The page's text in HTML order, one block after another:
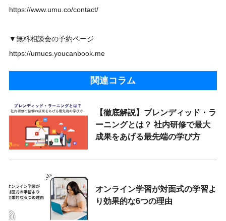
https://www.umu.co/contact/
▼無料相談会の予約ページ
https://umucs.youcanbook.me
関連コラム
【徹底解説】ブレンディッド・ラ
ーニングとは？ 社内研修で最大
成果をあげる最先端の学び方
オンライン学習が対面式の学習よ
り効果的な6つの理由